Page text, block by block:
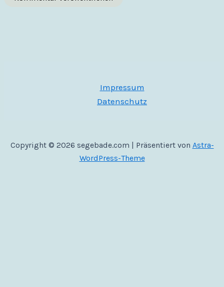
Impressum
Datenschutz
Copyright © 2026 segebade.com | Präsentiert von Astra-
WordPress-Theme